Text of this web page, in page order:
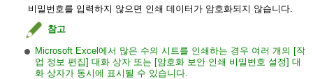
비밀번호를 입력하지 않으면 인쇄 데이터가 암호화되지 않습니다.
참고
Microsoft Excel에서 많은 수의 시트를 인쇄하는 경우 여러 개의 [작
업 정보 편집] 대화 상자 또는 [암호화 보안 인쇄 비밀번호 설정] 대
화 상자가 동시에 표시될 수 있습니다.